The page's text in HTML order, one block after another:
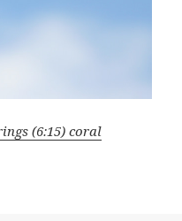
(6:15) coral